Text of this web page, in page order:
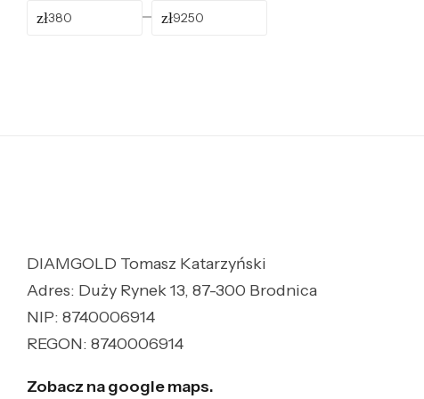
zł zł
DIAMGOLD Tomasz Katarzyński
Adres: Duży Rynek 13, 87-300 Brodnica
NIP: 8740006914
REGON: 8740006914
Zobacz na google maps.